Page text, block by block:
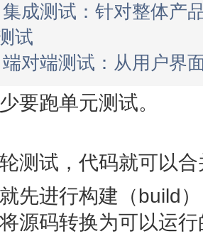
集成测试：针对整体产
试
端对端测试：从用户界
要跑单元测试。
测试，代码就可以
先进行构建（build
源码转换为可以运